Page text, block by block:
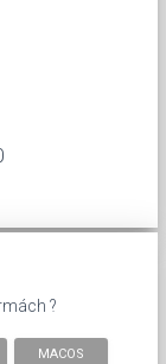
?
MACOS